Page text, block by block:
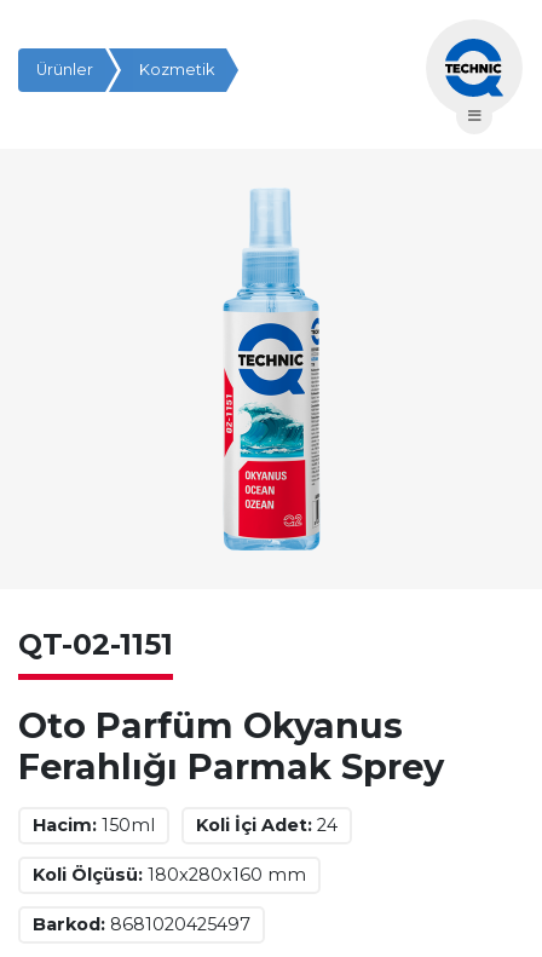
Ürünler Kozmetik
Oto Parfüm Okyanus
Ferahlığı Parmak Sprey
QT-02-1151
Hacim: 150ml Koli İçi Adet: 24
Koli Ölçüsü: 180x280x160 mm
Barkod: 8681020425497